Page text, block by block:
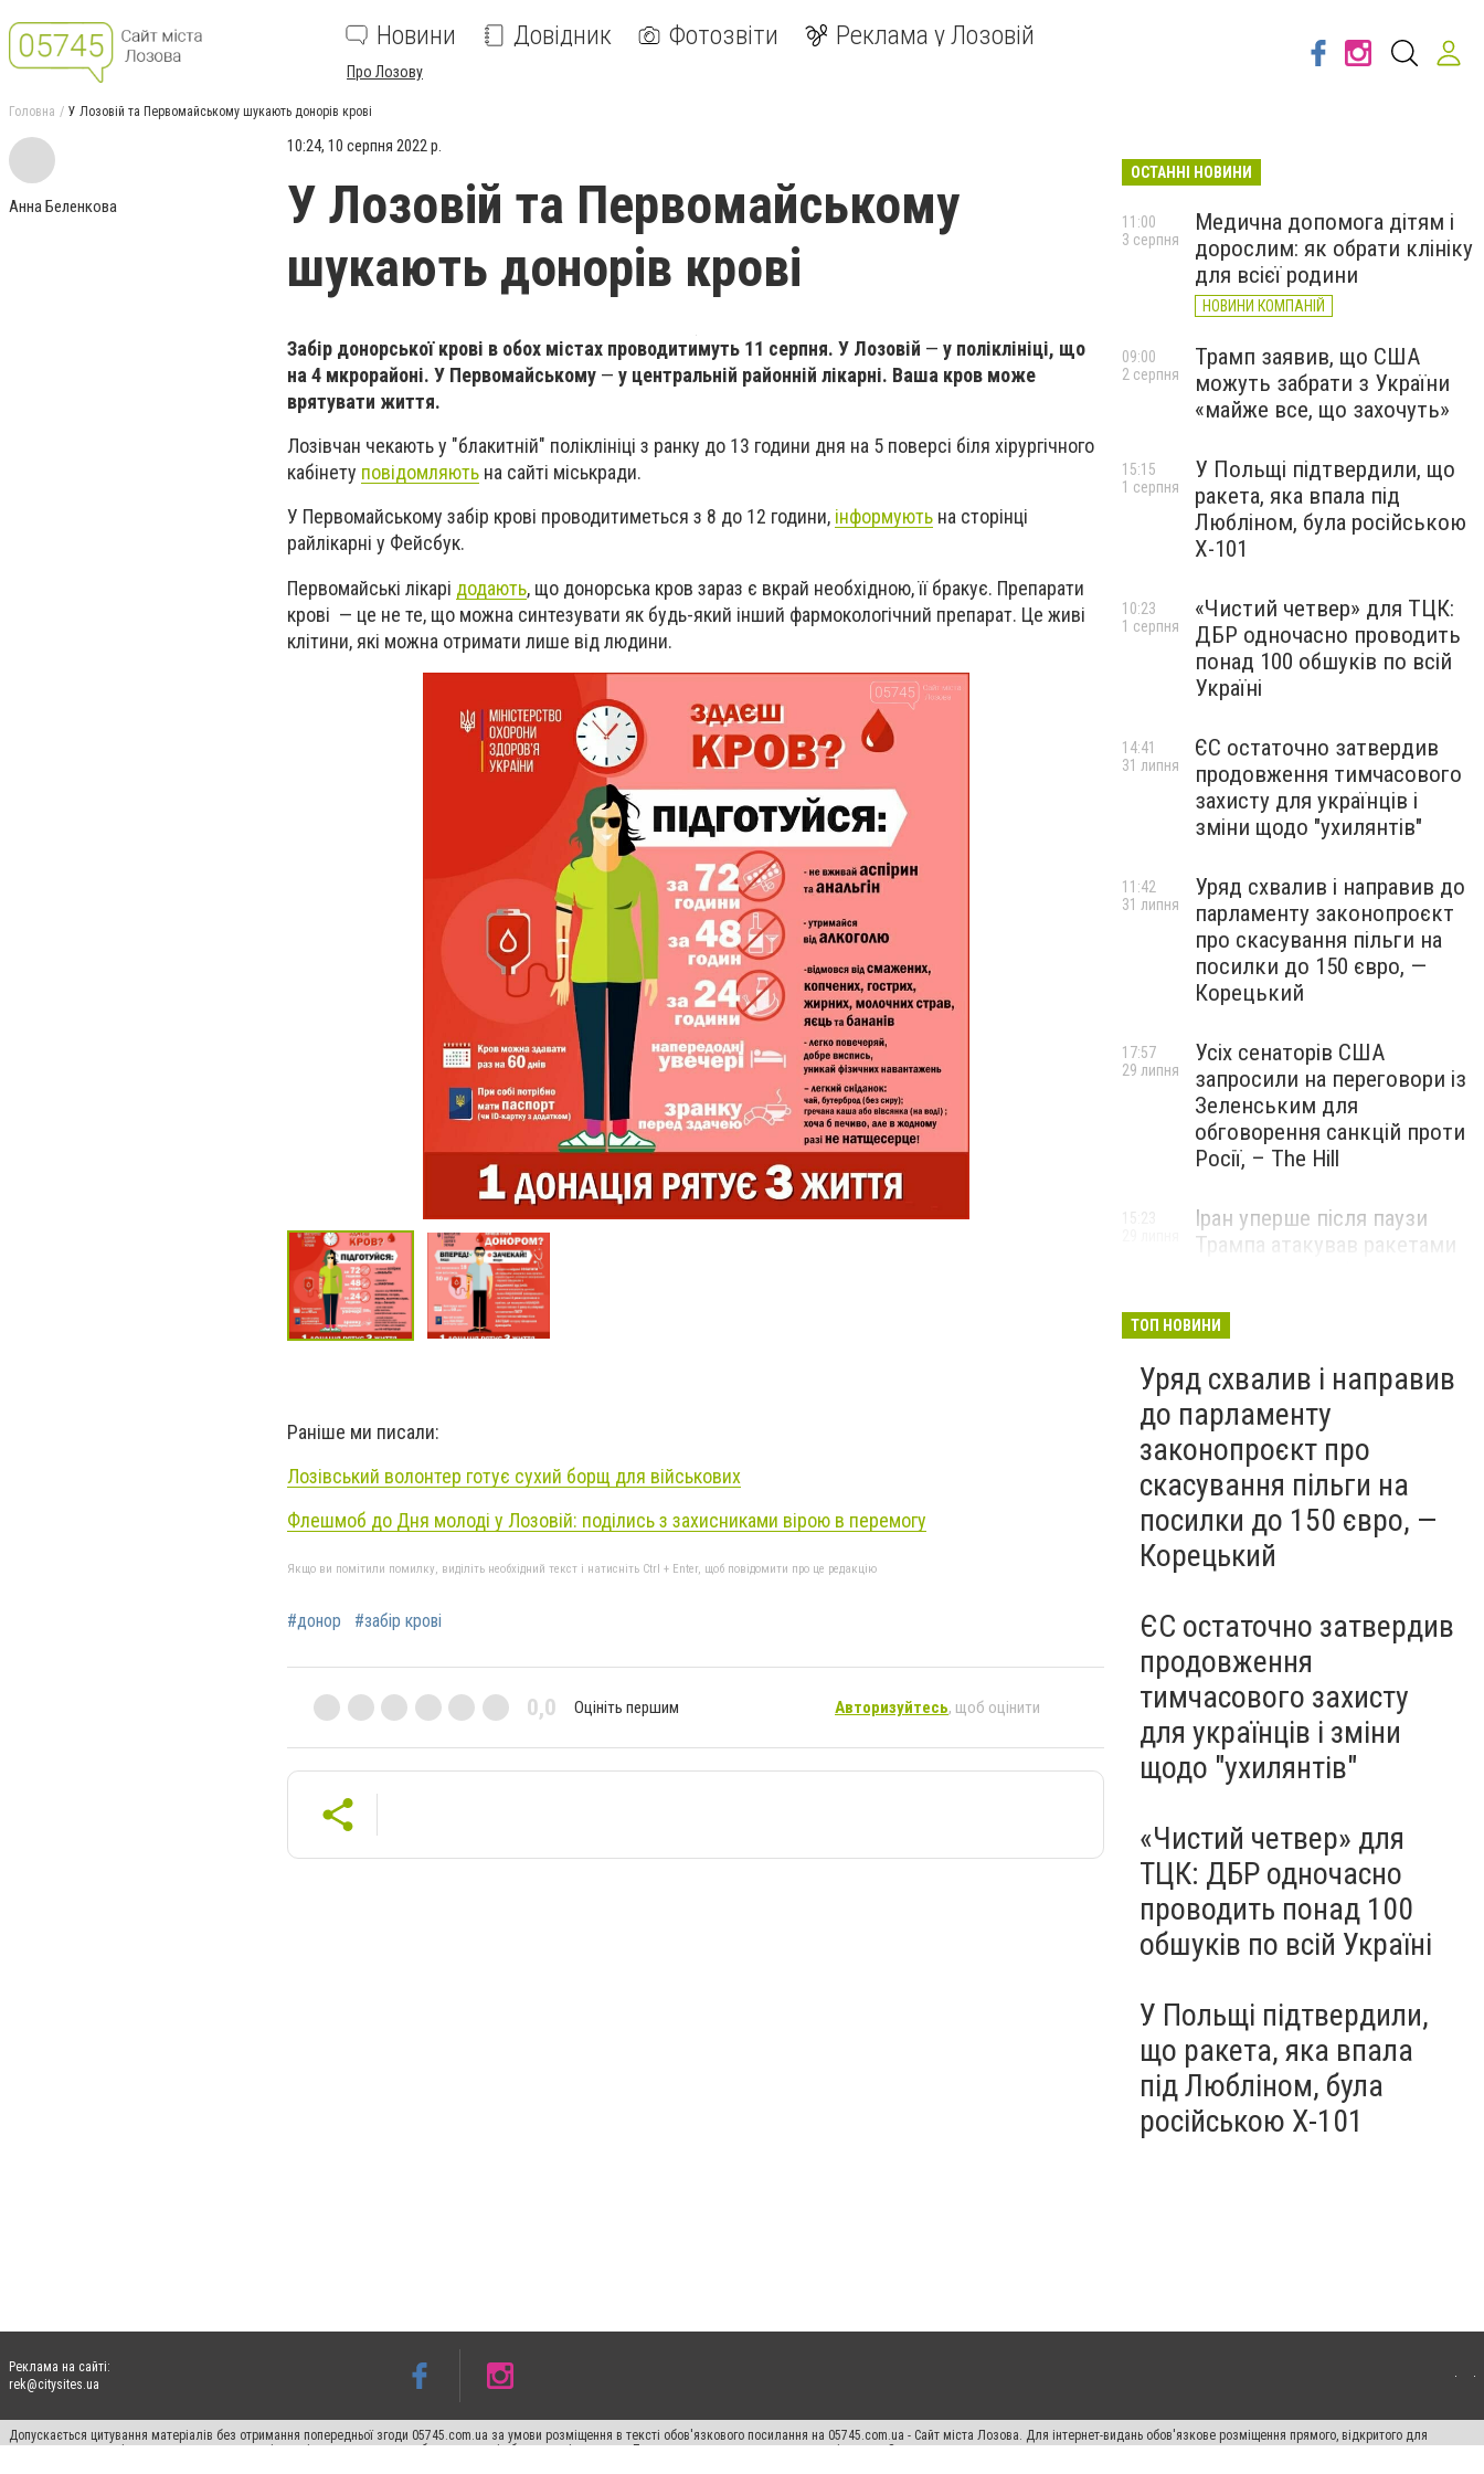
Новини Довідник Фотозвіти Реклама у Лозовій
Про Лозову
Головна У Лозовій та Первомайському шукають донорів крові
Анна Беленкова
10:24, 10 серпня 2022 р.
У Лозовій та Первомайському
шукають донорів крові
Забір донорської крові в обох містах проводитимуть 11 серпня. У Лозовій — у поліклініці, що
на 4 мкрорайоні. У Первомайському — у центральній районній лікарні. Ваша кров може
врятувати життя.
Лозівчан чекають у "блакитній" поліклініці з ранку до 13 години дня на 5 поверсі біля хірургічного
кабінету повідомляють на сайті міськради.
У Первомайському забір крові проводитиметься з 8 до 12 години, інформують на сторінці
райлікарні у Фейсбук.
Первомайські лікарі додають, що донорська кров зараз є вкрай необхідною, її бракує. Препарати
крові — це не те, що можна синтезувати як будь-який інший фармокологічний препарат. Це живі
клітини, які можна отримати лише від людини.
Раніше ми писали:
Лозівський волонтер готує сухий борщ для військових
Флешмоб до Дня молоді у Лозовій: поділись з захисниками вірою в перемогу
Якщо ви помітили помилку, виділіть необхідний текст і натисніть Ctrl + Enter, щоб повідомити про це редакцію
#донор #забір крові
0,0 Оцініть першим Авторизуйтесь, щоб оцінити
ОСТАННІ НОВИНИ
Медична допомога дітям і
дорослим: як обрати клініку
для всієї родини
НОВИНИ КОМПАНІЙ
11:00
3 серпня
Трамп заявив, що США
можуть забрати з України
«майже все, що захочуть»
09:00
2 серпня
У Польщі підтвердили, що
ракета, яка впала під
Любліном, була російською
Х-101
15:15
1 серпня
«Чистий четвер» для ТЦК:
ДБР одночасно проводить
понад 100 обшуків по всій
Україні
10:23
1 серпня
ЄС остаточно затвердив
продовження тимчасового
захисту для українців і
зміни щодо "ухилянтів"
14:41
31 липня
Уряд схвалив і направив до
парламенту законопроєкт
про скасування пільги на
посилки до 150 євро, —
Корецький
11:42
31 липня
Усіх сенаторів США
запросили на переговори із
Зеленським для
обговорення санкцій проти
Росії, – The Hill
17:57
29 липня
Іран уперше після паузи
Трампа атакував ракетами
15:23
ТОП НОВИНИ
Уряд схвалив і направив
до парламенту
законопроєкт про
скасування пільги на
посилки до 150 євро, —
Корецький
ЄС остаточно затвердив
продовження
тимчасового захисту
для українців і зміни
щодо "ухилянтів"
«Чистий четвер» для
ТЦК: ДБР одночасно
проводить понад 100
обшуків по всій Україні
У Польщі підтвердили,
що ракета, яка впала
під Любліном, була
російською Х-101
Реклама на сайті:
rek@citysites.ua
Допускається цитування матеріалів без отримання попередньої згоди 05745.com.ua за умови розміщення в тексті обов'язкового посилання на 05745.com.ua - Сайт міста Лозова. Для інтернет-видань обов'язкове розміщення прямого, відкритого для
пошукових систем гіперпосилання на цитовані статті не нижче другого абзацу в тексті або в якості джерела. Порушення виняткових прав переслідується Законом.